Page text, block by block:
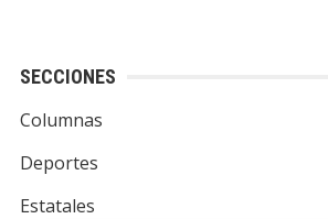
SECCIONES
Columnas
Deportes
Estatales